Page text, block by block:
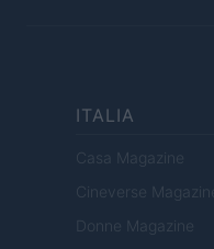
ITALIA
Casa Magazine
Cineverse Magazine
Donne Magazine